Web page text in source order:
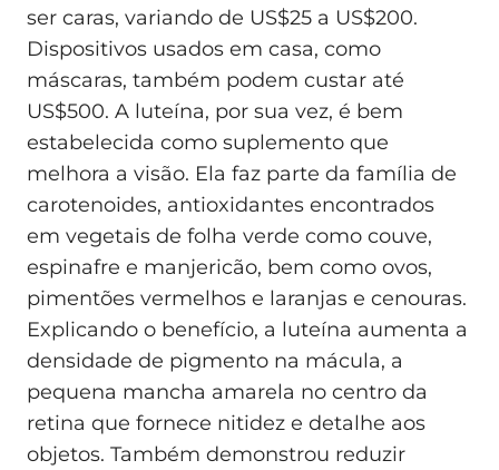
ser caras, variando de US$25 a US$200.
Dispositivos usados em casa, como
máscaras, também podem custar até
US$500. A luteína, por sua vez, é bem
estabelecida como suplemento que
melhora a visão. Ela faz parte da família de
carotenoides, antioxidantes encontrados
em vegetais de folha verde como couve,
espinafre e manjericão, bem como ovos,
pimentões vermelhos e laranjas e cenouras.
Explicando o benefício, a luteína aumenta a
densidade de pigmento na mácula, a
pequena mancha amarela no centro da
retina que fornece nitidez e detalhe aos
objetos. Também demonstrou reduzir